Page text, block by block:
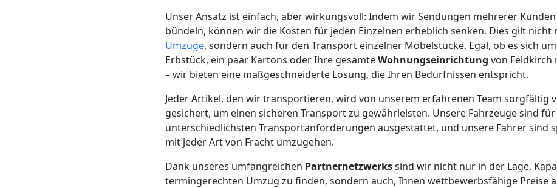
Unser Ansatz ist einfach, aber wirkungsvoll: Indem wir Sendungen mehrerer
bündeln, können wir die Kosten für jeden Einzelnen erheblich senken. Dies gilt nicht
Umzüge, sondern auch für den Transport einzelner Möbelstücke. Egal, ob es sich
Erbstück, ein paar Kartons oder Ihre gesamteWohnungseinrichtung von Feldkirch
– wir bieten eine maßgeschneiderte Lösung, die Ihren Bedürfnissen entspricht.
Jeder Artikel, den wir transportieren, wird von unserem erfahrenen Team sorgfältig
gesichert, um einen sicheren Transport zu gewährleisten. Unsere Fahrzeuge sind
unterschiedlichsten Transportanforderungen ausgestattet, und unsere Fahrer sind
mit jeder Art von Fracht umzugehen.
Dank unseres umfangreichen Partnernetzwerkssind wir nicht nur in der Lage,
termingerechten Umzug zu finden, sondern auch, Ihnen wettbewerbsfähige Preise